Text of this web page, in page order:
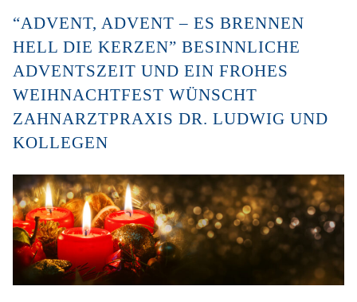
“ADVENT, ADVENT – ES BRENNEN
HELL DIE KERZEN” BESINNLICHE
ADVENTSZEIT UND EIN FROHES
WEIHNACHTFEST WÜNSCHT
ZAHNARZTPRAXIS DR. LUDWIG UND
KOLLEGEN